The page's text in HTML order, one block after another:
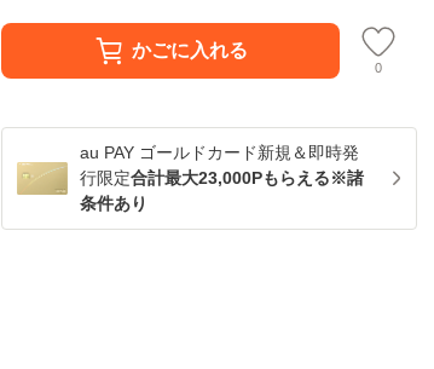
かごに入れる
0
au PAY ゴールドカード新規＆即時発
行限定合計最大23,000Pもらえる※諸
条件あり